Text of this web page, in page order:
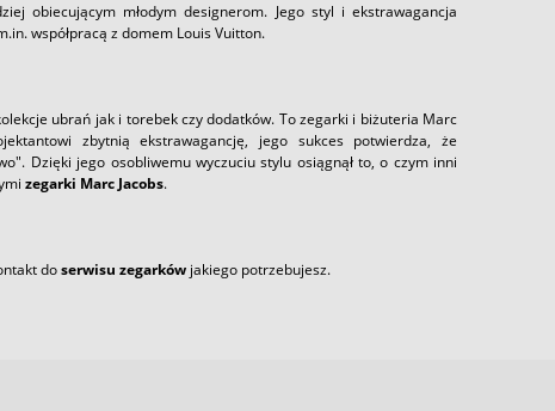
obiecującym młodym designerom. Jego styl i ekstrawagancja
współpracą z domem Louis Vuitton.
ubrań jak i torebek czy dodatków. To zegarki i biżuteria Marc
zbytnią ekstrawagancję, jego sukces potwierdza, że
Dzięki jego osobliwemu wyczuciu stylu osiągnął to, o czym inni
zegarki Marc Jacobs.
doserwisu zegarkówjakiego potrzebujesz.